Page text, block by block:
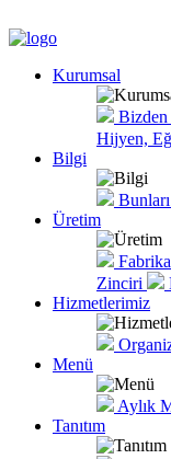
Kurumsal
Hijyen,
Bilgi
Üretim
Zinciri
Hizmetlerimiz
Menü
Aylık
Tanıtım